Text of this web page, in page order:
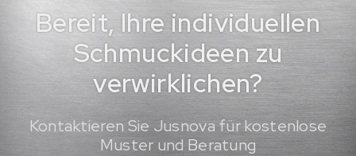
Bereit, Ihre individuellen
Schmuckideen zu
verwirklichen?
Kontaktieren Sie Jusnova für kostenlose
Muster und Beratung